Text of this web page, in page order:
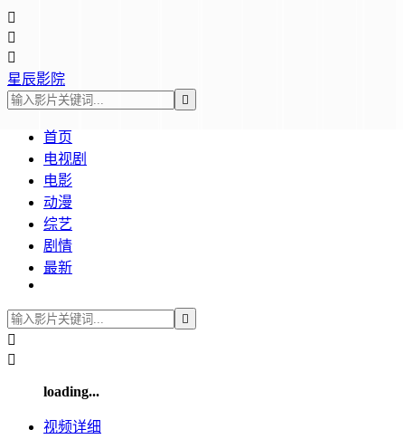



星辰影院

首页
电视剧
电影
动漫
综艺
剧情
最新



loading...
视频详细